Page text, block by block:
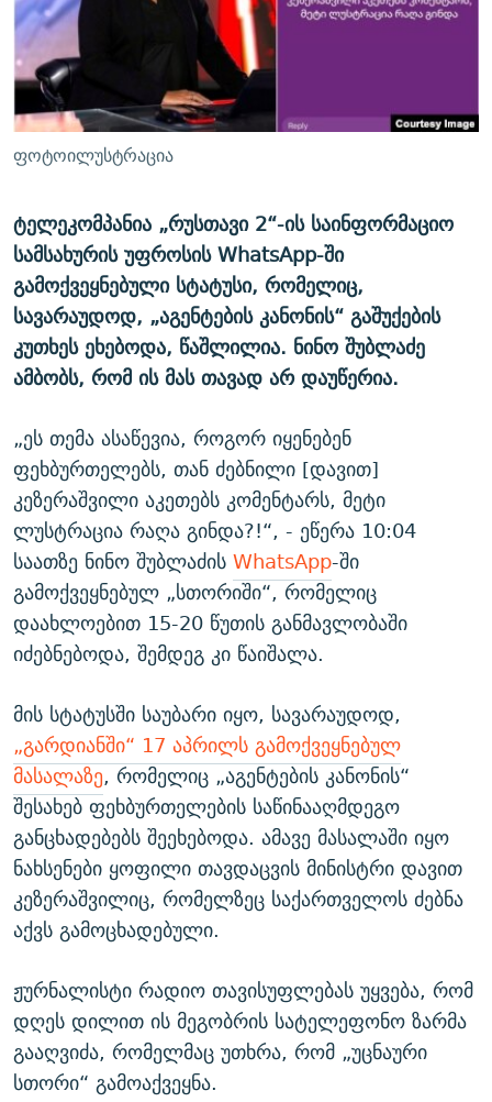
ᲛᲝᲚᲐᲞᲐᲠᲐᲙᲔ ᲢᲔᲥᲡᲢᲔᲑᲘ
ᲨᲘᲜ - ᲣᲪᲮᲝᲔᲗᲨᲘ
ᲚᲘᲢᲔᲠᲐᲢᲣᲠᲣᲚᲘ ᲬᲐᲮᲜᲐᲒᲔᲑᲘ
ᲐᲛᲔᲠᲘᲙᲣᲚᲘ ᲛᲝᲗᲮᲠᲝᲑᲐ
ᲩᲔᲛᲘ ᲡᲘᲙᲕᲓᲘᲚᲘᲡ ᲛᲘᲖᲔᲖᲘᲐ COVID-19
11 ᲬᲔᲚᲘ - 11 ᲐᲛᲑᲐᲕᲘ
ᲡᲐᲞᲐᲠᲚᲐᲛᲔᲜᲢᲝ ᲐᲠᲩᲔᲕᲜᲔᲑᲘᲡ ᲘᲡᲢᲝᲠᲘᲐ
ᲑᲐᲕᲨᲕᲔᲑᲘ ᲞᲠᲝᲡᲢᲘᲢᲣᲪᲘᲐᲨᲘ - ᲐᲛᲝᲣᲗᲥᲛᲔᲚᲘ ᲐᲛᲑᲐᲕᲘ
ᲐᲒᲕᲘᲡᲢᲝᲡ ᲝᲛᲘ
ПРИВЕТ ᲙᲣᲚᲢᲣᲠᲐ
ᲒᲐᲛᲝᲘᲬᲔᲠᲔ
რთე/რთ-ის ყველა საიტი
ფოტოილუსტრაცია
ტელეკომპანია „რუსთავი 2“-ის საინფორმაციო
სამსახურის უფროსის WhatsApp-ში
გამოქვეყნებული სტატუსი, რომელიც,
სავარაუდოდ, „აგენტების კანონის“ გაშუქების
კუთხეს ეხებოდა, წაშლილია. ნინო შუბლაძე
ამბობს, რომ ის მას თავად არ დაუწერია.
„ეს თემა ასაწევია, როგორ იყენებენ
ფეხბურთელებს, თან ძებნილი [დავით]
კეზერაშვილი აკეთებს კომენტარს, მეტი
ლუსტრაცია რაღა გინდა?!“, - ეწერა 10:04
საათზე ნინო შუბლაძისWhatsApp-ში
გამოქვეყნებულ „სთორიში“, რომელიც
დაახლოებით 15-20 წუთის განმავლობაში
იძებნებოდა, შემდეგ კი წაიშალა.
მის სტატუსში საუბარი იყო, სავარაუდოდ,
„გარდიანში“ 17 აპრილს გამოქვეყნებულ
მასალაზე, რომელიც „აგენტების კანონის“
შესახებ ფეხბურთელების საწინააღმდეგო
განცხადებებს შეეხებოდა. ამავე მასალაში იყო
ნახსენები ყოფილი თავდაცვის მინისტრი დავით
კეზერაშვილიც, რომელზეც საქართველოს ძებნა
აქვს გამოცხადებული.
ჟურნალისტი რადიო თავისუფლებას უყვება, რომ
დღეს დილით ის მეგობრის სატელეფონო ზარმა
გააღვიძა, რომელმაც უთხრა, რომ „უცნაური
სთორი“ გამოაქვეყნა.